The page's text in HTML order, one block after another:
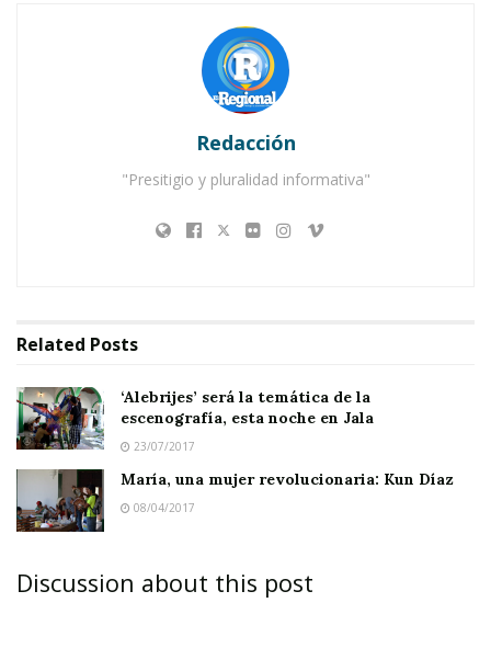
‘Alebrijes’ será la temática de la escenografía, esta
Redacción
"Presitigio y pluralidad informativa"
Related Posts
‘Alebrijes’ será la temática de la
escenografía, esta noche en Jala
23/07/2017
María, una mujer revolucionaria: Kun Díaz
08/04/2017
Discussion about this post